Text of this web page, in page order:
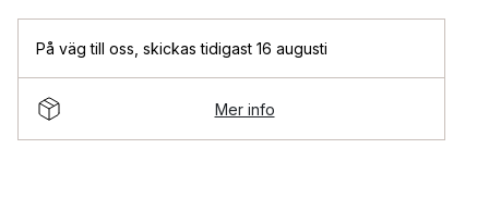
På väg till oss skickas tidigast 16 augusti
Mer info